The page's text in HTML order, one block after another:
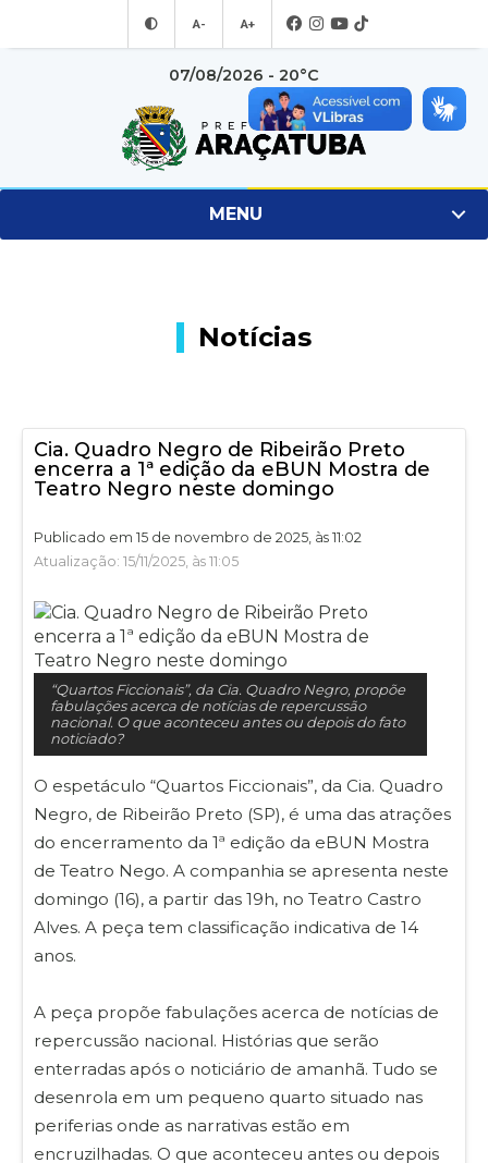
A- A+
07/08/2026 - 20°C
MENU
Notícias
Cia. Quadro Negro de Ribeirão Preto
encerra a 1ª edição da eBUN Mostra de
Teatro Negro neste domingo
Publicado em 15 de novembro de 2025, às 11:02
Atualização: 15/11/2025, às 11:05
“Quartos Ficcionais”, da Cia. Quadro Negro, propõe
fabulações acerca de notícias de repercussão
nacional. O que aconteceu antes ou depois do fato
noticiado?
O espetáculo “Quartos Ficcionais”, da Cia. Quadro
Negro, de Ribeirão Preto (SP), é uma das atrações
do encerramento da 1ª edição da eBUN Mostra
de Teatro Nego. A companhia se apresenta neste
domingo (16), a partir das 19h, no Teatro Castro
Alves. A peça tem classificação indicativa de 14
anos.
A peça propõe fabulações acerca de notícias de
repercussão nacional. Histórias que serão
enterradas após o noticiário de amanhã. Tudo se
desenrola em um pequeno quarto situado nas
periferias onde as narrativas estão em
encruzilhadas. O que aconteceu antes ou depois